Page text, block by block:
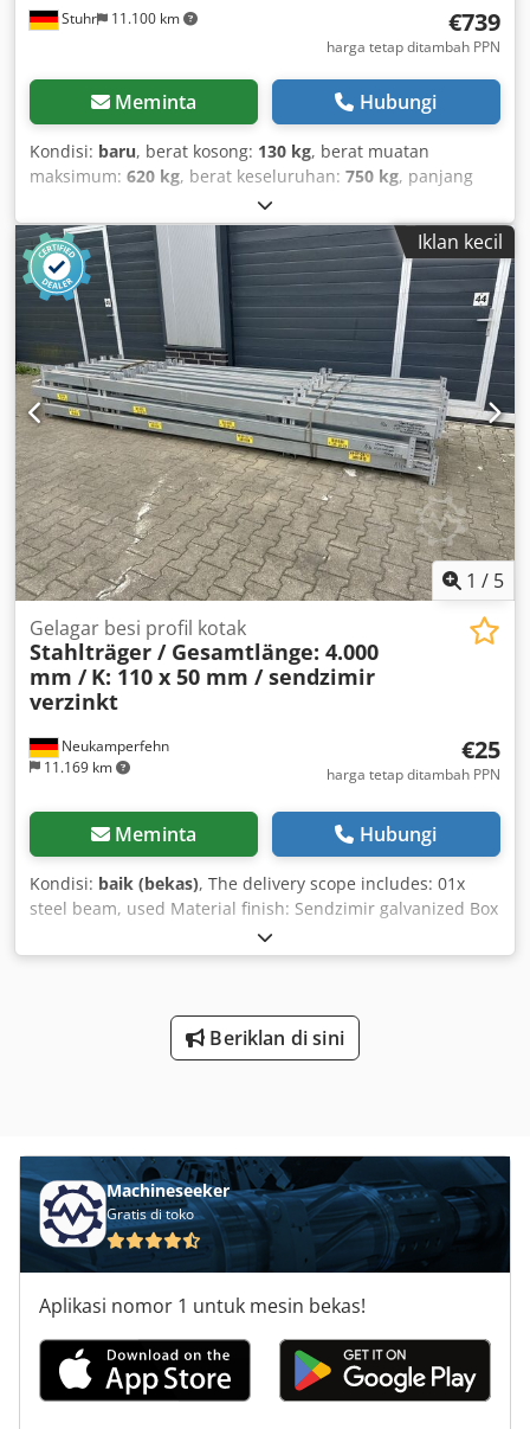
Stuhr 11.100 km €739
harga tetap ditambah PPN
Meminta Hubungi
Kondisi: baru, berat kosong: 130 kg, berat muatan
maksimum: 620 kg, berat keseluruhan: 750 kg, panjang
, lebar ruang muat:
tinggi ruang muatan:330 mm, ukuran ban:145/80r13,
Iklan kecil
1 / 5
Neukamperfehn
11.169 km
Gelagar besi profil kotak
Stahlträger / Gesamtlänge: 4.000
mm / K: 110 x 50 mm / sendzimir
verzinkt
€25
harga tetap ditambah PPN
Meminta Hubungi
Kondisi: baik (bekas), The delivery scope includes: 01x
steel beam, used Material finish: Sendzimir galvanized Box
section: 110 x 50 mm Csdstpf Nyjpfx Aigsrf Total length:
4,000 mm Currently in stock: 154 pcs. Your contacts in our
offered for collection only. If transport or shipping is
required, additional costs will apply, which can be
Beriklan di sini
Machineseeker
Gratis di toko
Aplikasi nomor 1 untuk mesin bekas!